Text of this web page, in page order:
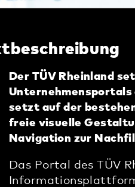
Der TÜV Rheinland
Unternehmensportals
setzt auf der
freie visuelle
Navigation zur
Das Portal des TÜV